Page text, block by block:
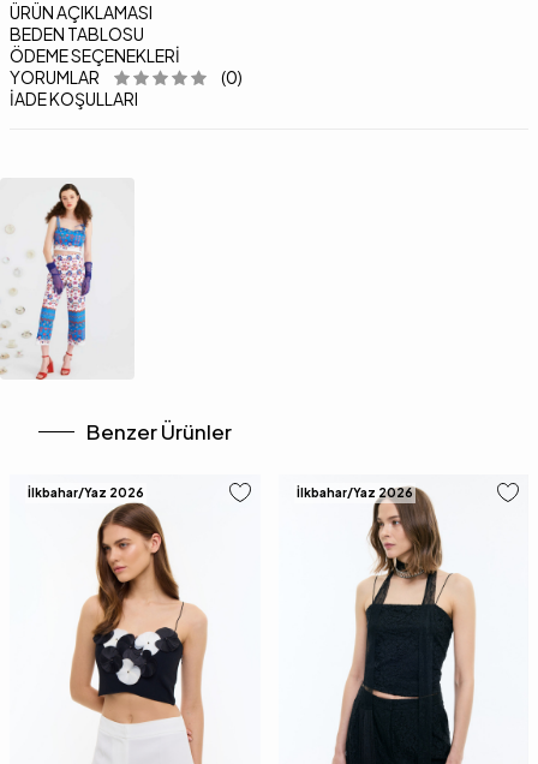
ÜRÜN AÇIKLAMASI
BEDEN TABLOSU
ÖDEME SEÇENEKLERI
YORUMLAR
(0)
İADE KOŞULLARI
Benzer Ürünler
İlkbahar/Yaz 2026 İlkbahar/Yaz 2026